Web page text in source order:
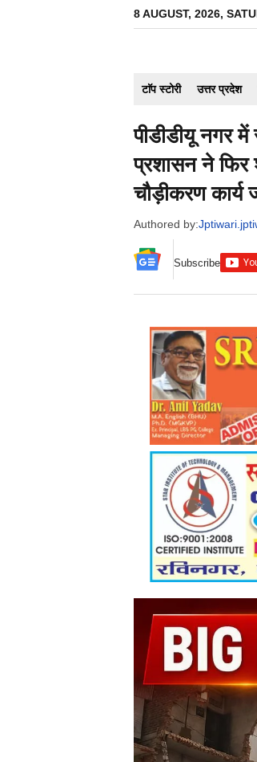
8 AUGUST, 2026,
टाॅप स्टोरी उत्तर प्रदेश
पीडीडीयू नगर
प्रशासन ने
चौड़ीकरण कार्य
Authored by:
Subscribe